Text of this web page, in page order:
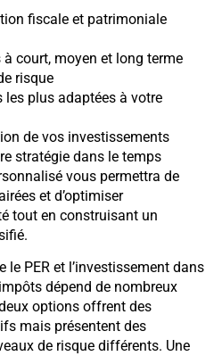
fiscale et patrimoniale
court, moyen et long terme
risque
les plus adaptées à votre
de vos investissements
stratégie dans le temps
vous permettra de
et d’optimiser
tout en construisant un
le PER et l’investissement dans
dépend de nombreux
options offrent des
mais présentent des
de risque différents. Une